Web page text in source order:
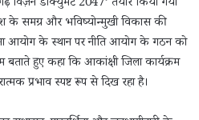
के समग्र और भविष्योन्मुखी विकास की
आयोग के स्थान पर नीति आयोग के गठन को
बताते हुए कहा कि आकांक्षी जिला कार्यक्रम
प्रभाव स्पष्ट रूप से दिख रहा है।